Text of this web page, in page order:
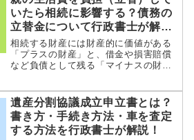
いたら相続に影響する？債務の
立替金について行政書士が解
説！
相続する財産には財産的に価値がある
「プラスの財産」と、借金や損害賠償
など負債として残る「マイナスの財
放棄によって拒否することができま
す。また、もし「マイナスの財産」を
相続し...
遺産分割協議成立申立書とは？
書き方・手続き方法・車を査定
する方法を行政書士が解説！